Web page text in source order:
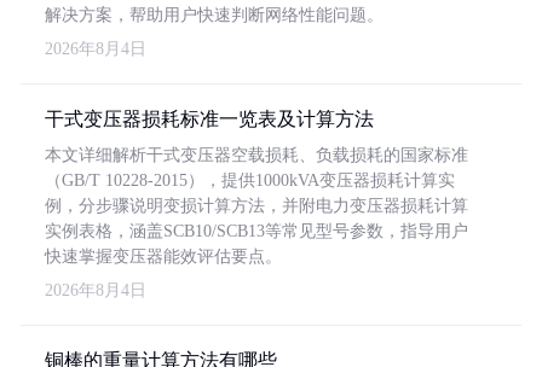
解决方案，帮助用户快速判断网络性能问题。
2026年8月4日
干式变压器损耗标准一览表及计算方法
本文详细解析干式变压器空载损耗、负载损耗的国家标准
（GB/T 10228-2015），提供1000kVA变压器损耗计算实
例，分步骤说明变损计算方法，并附电力变压器损耗计算
实例表格，涵盖SCB10/SCB13等常见型号参数，指导用户
快速掌握变压器能效评估要点。
2026年8月4日
铜棒的重量计算方法有哪些